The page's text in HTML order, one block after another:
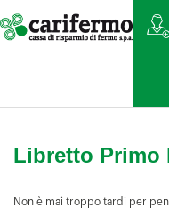
Libretto Primo
Non è mai troppo tardi per